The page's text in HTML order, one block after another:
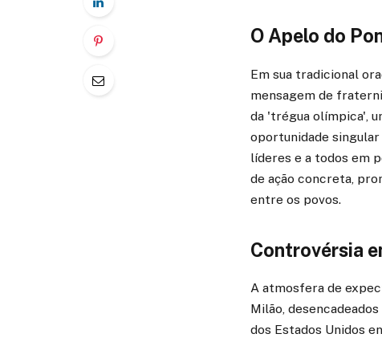
O Apelo do
Em sua tradicional
mensagem de
da 'trégua olímpica',
oportunidade singular
líderes e a todos em
de ação concreta,
entre os povos.
Controvérsia
A atmosfera de
Milão,
dos Estados Unidos